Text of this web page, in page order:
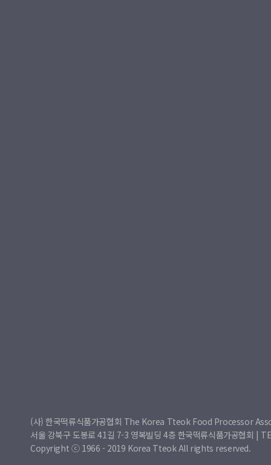
(사) 한국떡류식품가공협회 The Korea Tteok Food Processor
서울 강북구 도봉로 41길 7-3 영복빌딩 4층 한국떡류식품가공협회 |
Copyright ⓒ 1966 - 2019 Korea Tteok All rights reserved.